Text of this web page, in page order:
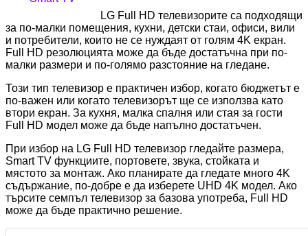
LG Full HD телевизорите са подходящи
за по-малки помещения, кухни, детски стаи, офиси, вили
и потребители, които не се нуждаят от голям 4K екран.
Full HD резолюцията може да бъде достатъчна при по-
малки размери и по-голямо разстояние на гледане.
Този тип телевизор е практичен избор, когато бюджетът е
по-важен или когато телевизорът ще се използва като
втори екран. За кухня, малка спалня или стая за гости
Full HD модел може да бъде напълно достатъчен.
При избор на LG Full HD телевизор гледайте размера,
Smart TV функциите, портовете, звука, стойката и
мястото за монтаж. Ако планирате да гледате много 4K
съдържание, по-добре е да изберете UHD 4K модел. Ако
търсите семпъл телевизор за базова употреба, Full HD
може да бъде практично решение.